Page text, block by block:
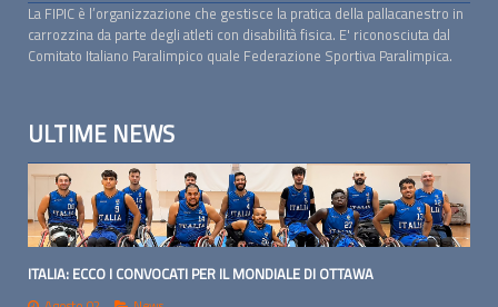
La FIPIC è l’organizzazione che gestisce la pratica della pallacanestro in
carrozzina da parte degli atleti con disabilità fisica. E' riconosciuta dal
Comitato Italiano Paralimpico quale Federazione Sportiva Paralimpica.
ULTIME NEWS
ITALIA: ECCO I CONVOCATI PER IL MONDIALE DI OTTAWA